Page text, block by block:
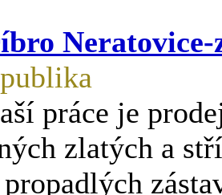
práce je
zlatých a